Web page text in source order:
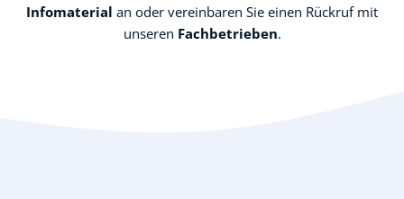
Infomaterial an oder vereinbaren Sie einen Rückruf mit
unseren Fachbetrieben.